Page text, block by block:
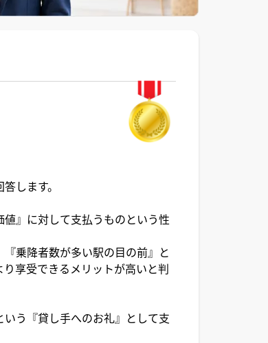
します。
』に対して支払うものという性
乗降者数が多い駅の目の前』と
享受できるメリットが高いと判
う『貸し手へのお礼』として支